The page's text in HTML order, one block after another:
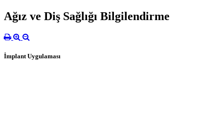
Ağız ve Diş Sağlığı Bilgilendirme
İmplant Uygulaması